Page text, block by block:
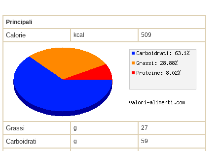
Principali
Calorie kcal 509
Grassi g 27
Carboidrati g 59